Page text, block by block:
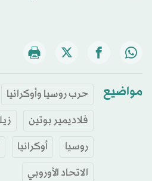
مواضيع حرب روسيا وأوكرانيا
فلاديمير بوتين
روسيا
أوكرانيا
الاتحاد الأوروبي